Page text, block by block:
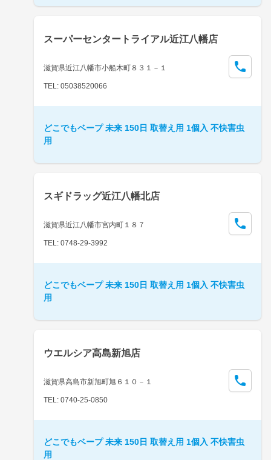
スーパーセンタートライアル近江八幡店
滋賀県近江八幡市小船木町８３１－１
TEL: 05038520066
どこでもベープ 未来 150日 取替え用 1個入 不快害虫
用
スギドラッグ近江八幡北店
滋賀県近江八幡市宮内町１８７
TEL: 0748-29-3992
どこでもベープ 未来 150日 取替え用 1個入 不快害虫
用
ウエルシア高島新旭店
滋賀県高島市新旭町旭６１０－１
TEL: 0740-25-0850
どこでもベープ 未来 150日 取替え用 1個入 不快害虫
用